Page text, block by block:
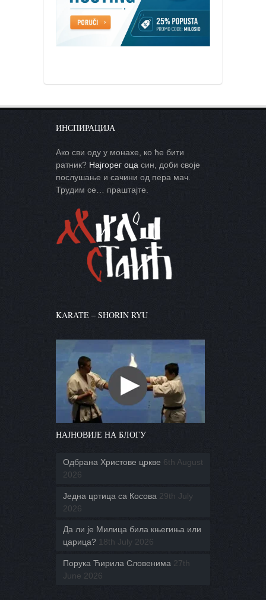
ИНСПИРАЦИЈА
Ако сви оду у монахе, ко ће бити
ратник? Најгорег оца син, доби своје
послушање и сачини од пера мач.
Трудим се… праштајте.
KARATE – SHORIN RYU
НАЈНОВИЈЕ НА БЛОГУ
Одбрана Христове цркве 6th August
2026
Једна цртица са Косова 29th July
2026
Да ли је Милица била књегиња или
царица? 18th July 2026
Порука Ћирила Словенима 27th
June 2026